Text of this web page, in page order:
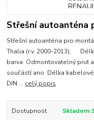
Střešní autoanténa
Střešní autoanténa pro
Thalia (r.v. 2000-2013).
barva Odmontovatelný prut
součástí ano Délka
DIN ... celý popis
Dostupnost
Skladem